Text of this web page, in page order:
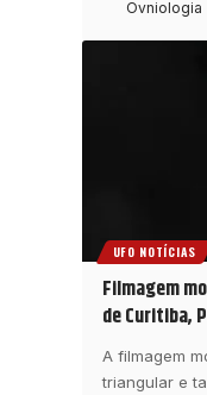
Ovniologia
UFO NOTÍCIAS
Filmagem
de Curitiba,
A filmagem
triangular e